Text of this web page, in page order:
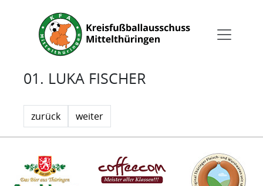
01. LUKA FISCHER
zurück weiter